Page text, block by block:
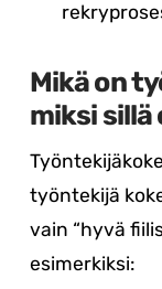
Mikä on
miksi sillä
työntekijä
vain “hyvä
esimerkiksi: